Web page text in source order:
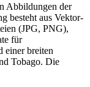
Abbildungen der
besteht aus Vektor-
(JPG, PNG),
für
einer breiten
Tobago. Die